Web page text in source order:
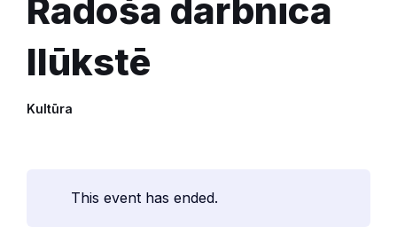
Radošā darbnīca
Ilūkstē
Kultūra
This event has ended.